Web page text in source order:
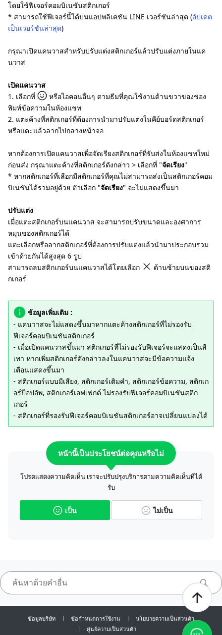
โดยใช้ฟีเจอร์คอมบิเนชันสติกเกอร์
* สามารถใช้ฟีเจอร์นี้ได้บนแอปพลิเคชัน LINE เวอร์ชันล่าสุด (อัปเดต
เป็นเวอร์ชันล่าสุด)
กรุณาเปิดแคนวาสสำหรับปรับแต่งสติกเกอร์แล้วปรับแต่งภายในแค
นวาส
เปิดแคนวาส
1. เลือกที่
หรือไอคอนอื่นๆ ตามธีมที่คุณใช้งานด้านขวาของช่อง
พิมพ์ข้อความในห้องแชท
2. แตะค้างที่สติกเกอร์ที่ต้องการนำมาปรับแต่งในคีย์บอร์ดสติกเกอร์
หรือแตะแล้วลากไปกลางหน้าจอ
หากต้องการเปิดแคนวาสเพื่อจัดเรียงสติกเกอร์ที่รับส่งในห้องแชทใหม่
ก่อนส่ง กรุณาแตะค้างที่สติกเกอร์ดังกล่าว > เลือกที่ "จัดเรียง"
* หากสติกเกอร์ที่เลือกมีสติกเกอร์ที่คุณไม่สามารถส่งเป็นสติกเกอร์คอม
บิเนชันได้รวมอยู่ด้วย ตัวเลือก "จัดเรียง" จะไม่แสดงขึ้นมา
ปรับแต่ง
เมื่อแตะสติกเกอร์บนแคนวาส จะสามารถปรับขนาดและองศาการ
หมุนของสติกเกอร์ได้
แตะเลือกหรือลากสติกเกอร์ที่ต้องการปรับแต่งแล้วนำมาประกอบรวม
เข้าด้วยกันได้สูงสุด 6 รูป
สามารถลบสติกเกอร์บนแคนวาสได้โดยเลือก
ด้านซ้ายบนของสติ
กเกอร์
ข้อมูลเพิ่มเติม :
- แคนวาสจะไม่แสดงขึ้นมาหากแตะค้างสติกเกอร์ที่ไม่รองรับ
ฟีเจอร์คอมบิเนชันสติกเกอร์
- เมื่อเปิดแคนวาสขึ้นมา สติกเกอร์ที่ไม่รองรับฟีเจอร์จะแสดงเป็นสี
เทา หากเพิ่มสติกเกอร์ดังกล่าวลงในแคนวาสจะมีข้อความแจ้ง
เตือนแสดงขึ้นมา
- สติกเกอร์แบบมีเสียง, สติกเกอร์เติมคำ, สติกเกอร์ข้อความ, สติกเก
อร์ป๊อปอัพ, สติกเกอร์เอฟเฟกต์ ไม่รองรับฟีเจอร์คอมบิเนชันสติก
เกอร์
- สติกเกอร์ที่รองรับฟีเจอร์คอมบิเนชันสติกเกอร์อาจเปลี่ยนแปลงได้
หน้านี้เป็นประโยชน์ต่อคุณหรือไม่
โปรดแสดงความคิดเห็น เราจะปรับปรุงบริการตามความคิดเห็นที่ได้
รับ
เป็น ไม่เป็น
ข้อมูลบริษัท ข้อกำหนดการใช้งาน
นโยบายความเป็นส่วนตัว
ศูนย์ความเป็นส่วนตัว